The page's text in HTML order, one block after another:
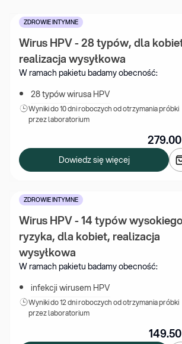
ZDROWIE INTYMNE
Wirus HPV - 28 typów, dla
realizacja wysyłkowa
W ramach pakietu badamy obecność:
28 typów wirusa HPV
Wyniki do 10 dni roboczych od otrzymania próbki
przez laboratorium
279.00
Dowiedz się więcej
ZDROWIE INTYMNE
Wirus HPV - 14 typów wysokiego
ryzyka, dla kobiet, realizacja
wysyłkowa
W ramach pakietu badamy obecność:
infekcji wirusem HPV
Wyniki do 12 dni roboczych od otrzymania próbki
przez laboratorium
149.50